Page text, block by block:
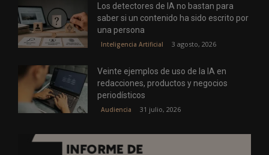
Los detectores de IA no bastan para
saber si un contenido ha sido escrito por
una persona
Inteligencia Artificial 3 agosto, 2026
Veinte ejemplos de uso de la IA en
redacciones, productos y negocios
periodísticos
Audiencia 31 julio, 2026